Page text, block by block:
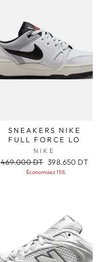
SNEAKERS NIKE
FULL FORCE LO
NIKE
Prix
469.000 DT Prix
réduit
398.650 DT
Économisez 15%